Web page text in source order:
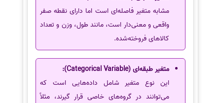
مشابه متغیر فاصله‌ای است اما دارای نقطه صفر
واقعی و معنی‌دار است، مانند طول، وزن و تعداد
کالاهای فروخته‌شده.
متغیر طبقه‌ای (Categorical Variable):
این نوع متغیر شامل داده‌هایی است که
می‌توانند در گروه‌های خاصی قرار گیرند، مثلاً